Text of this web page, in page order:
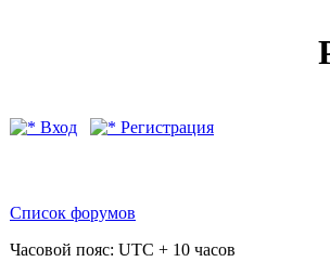
Вход
Регистрация
Список форумов
Часовой пояс: UTC + 10 часов